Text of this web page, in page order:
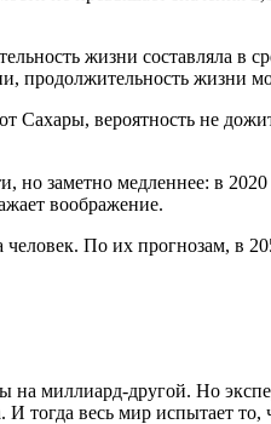
жизни составляла в
продолжительность жизни
вероятность не
заметно медленнее: в
воображение.
По их прогнозам, в
на миллиард-другой. Но
И тогда весь мир испытает